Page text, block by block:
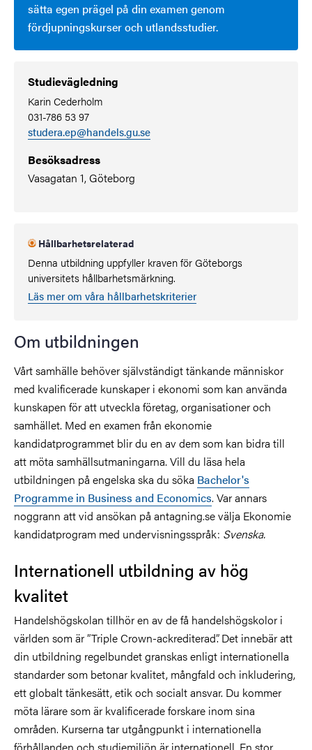
sätta egen prägel på din examen genom
fördjupningskurser och utlandsstudier.
Studievägledning
Karin Cederholm
031-786 53 97
studera.ep@handels.gu.se
Besöksadress
Vasagatan 1, Göteborg
Hållbarhetsrelaterad
Denna utbildning uppfyller kraven för Göteborgs
universitets hållbarhetsmärkning.
Läs mer om våra hållbarhetskriterier
Om utbildningen
Vårt samhälle behöver självständigt tänkande människor
med kvalificerade kunskaper i ekonomi som kan använda
kunskapen för att utveckla företag, organisationer och
samhället. Med en examen från ekonomie
kandidatprogrammet blir du en av dem som kan bidra till
att möta samhällsutmaningarna. Vill du läsa hela
utbildningen på engelska ska du söka Bachelor's
Programme in Business and Economics. Var annars
noggrann att vid ansökan på antagning.se välja Ekonomie
kandidatprogram med undervisningsspråk: Svenska.
Internationell utbildning av hög
kvalitet
Handelshögskolan tillhör en av de få handelshögskolor i
världen som är ”Triple Crown-ackrediterad”. Det innebär att
din utbildning regelbundet granskas enligt internationella
standarder som betonar kvalitet, mångfald och inkludering,
ett globalt tänkesätt, etik och socialt ansvar. Du kommer
möta lärare som är kvalificerade forskare inom sina
områden. Kurserna tar utgångpunkt i internationella